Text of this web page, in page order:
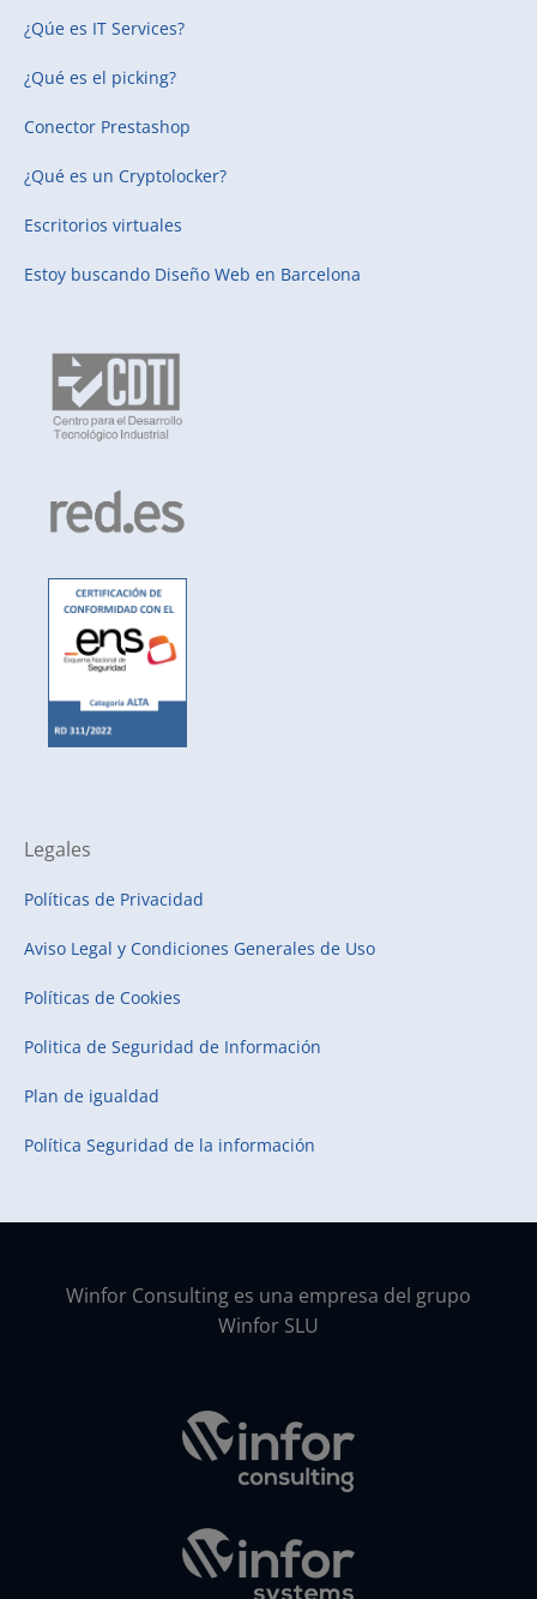
¿Qúe es IT Services?
¿Qué es el picking?
Conector Prestashop
¿Qué es un Cryptolocker?
Escritorios virtuales
Estoy buscando Diseño Web en Barcelona
Legales
Políticas de Privacidad
Aviso Legal y Condiciones Generales de Uso
Políticas de Cookies
Politica de Seguridad de Información
Plan de igualdad
Política Seguridad de la información
Winfor Consulting es una empresa del grupo
Winfor SLU